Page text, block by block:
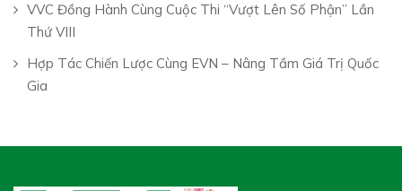
VVC Đồng Hành Cùng Cuộc Thi “Vượt Lên Số Phận” Lần
Thứ VIII
Hợp Tác Chiến Lược Cùng EVN – Nâng Tầm Giá Trị Quốc
Gia